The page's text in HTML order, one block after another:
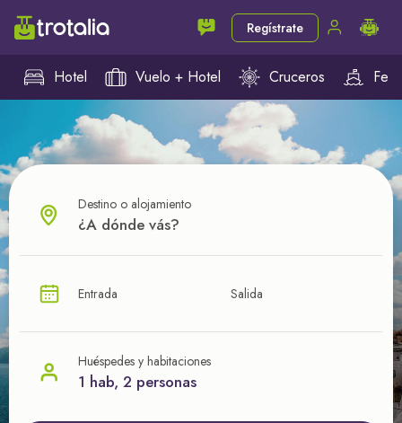
Regístrate
Hotel Vuelo + Hotel Cruceros
¿CUÁL VA A SER TU PRÓXIMO TROTE?
nuestras ofertas
Destino o alojamiento
Entrada Salida
Huéspedes y habitaciones
1 hab, 2 personas